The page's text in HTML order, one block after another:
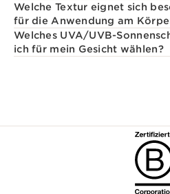
Welche Textur eignet sich
für die Anwendung am
Welches UVA/UVB-
ich für mein Gesicht wählen?